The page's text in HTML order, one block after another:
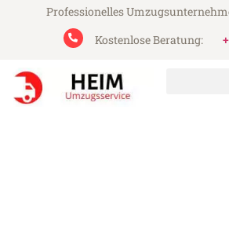
Professionelles
Kostenlose Beratung: